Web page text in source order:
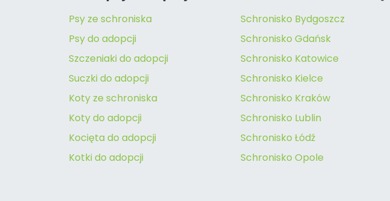
Psy ze schroniska
Psy do adopcji
Szczeniaki do adopcji
Suczki do adopcji
Koty ze schroniska
Koty do adopcji
Kocięta do adopcji
Kotki do adopcji
Schronisko Bydgoszcz
Schronisko Gdańsk
Schronisko Katowice
Schronisko Kielce
Schronisko Kraków
Schronisko Lublin
Schronisko Łódź
Schronisko Opole